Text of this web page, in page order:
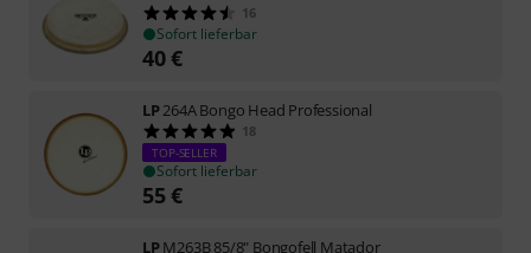
16
Sofort lieferbar
40€
LP264A Bongo Head Professional
18
TOP-SELLER
Sofort lieferbar
55€
LPM263B 85/8" Bongofell Matador